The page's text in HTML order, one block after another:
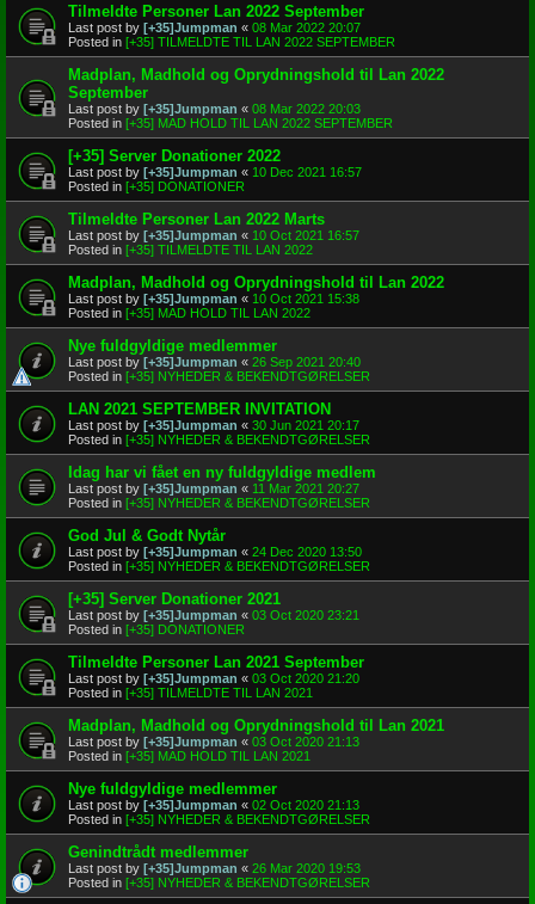
Tilmeldte Personer Lan 2022 September
Last post by [+35]Jumpman « 08 Mar 2022 20:07
Posted in [+35] TILMELDTE TIL LAN 2022 SEPTEMBER
Madplan, Madhold og Oprydningshold til Lan 2022
September
Last post by [+35]Jumpman « 08 Mar 2022 20:03
Posted in [+35] MAD HOLD TIL LAN 2022 SEPTEMBER
[+35] Server Donationer 2022
Last post by [+35]Jumpman « 10 Dec 2021 16:57
Posted in [+35] DONATIONER
Tilmeldte Personer Lan 2022 Marts
Last post by [+35]Jumpman « 10 Oct 2021 16:57
Posted in [+35] TILMELDTE TIL LAN 2022
Madplan, Madhold og Oprydningshold til Lan 2022
Last post by [+35]Jumpman « 10 Oct 2021 15:38
Posted in [+35] MAD HOLD TIL LAN 2022
Nye fuldgyldige medlemmer
Last post by [+35]Jumpman « 26 Sep 2021 20:40
Posted in [+35] NYHEDER & BEKENDTGØRELSER
LAN 2021 SEPTEMBER INVITATION
Last post by [+35]Jumpman « 30 Jun 2021 20:17
Posted in [+35] NYHEDER & BEKENDTGØRELSER
Idag har vi fået en ny fuldgyldige medlem
Last post by [+35]Jumpman « 11 Mar 2021 20:27
Posted in [+35] NYHEDER & BEKENDTGØRELSER
God Jul & Godt Nytår
Last post by [+35]Jumpman « 24 Dec 2020 13:50
Posted in [+35] NYHEDER & BEKENDTGØRELSER
[+35] Server Donationer 2021
Last post by [+35]Jumpman « 03 Oct 2020 23:21
Posted in [+35] DONATIONER
Tilmeldte Personer Lan 2021 September
Last post by [+35]Jumpman « 03 Oct 2020 21:20
Posted in [+35] TILMELDTE TIL LAN 2021
Madplan, Madhold og Oprydningshold til Lan 2021
Last post by [+35]Jumpman « 03 Oct 2020 21:13
Posted in [+35] MAD HOLD TIL LAN 2021
Nye fuldgyldige medlemmer
Last post by [+35]Jumpman « 02 Oct 2020 21:13
Posted in [+35] NYHEDER & BEKENDTGØRELSER
Genindtrådt medlemmer
Last post by [+35]Jumpman « 26 Mar 2020 19:53
Posted in [+35] NYHEDER & BEKENDTGØRELSER